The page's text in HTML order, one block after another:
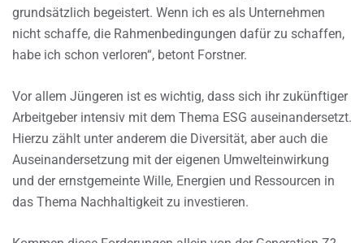
grundsätzlich begeistert. Wenn ich es als Unternehmen
nicht schaffe, die Rahmenbedingungen dafür zu schaffen,
habe ich schon verloren“, betont Forstner.
Vor allem Jüngeren ist es wichtig, dass sich ihr zukünftiger
Arbeitgeber intensiv mit dem Thema ESG auseinandersetzt.
Hierzu zählt unter anderem die Diversität, aber auch die
Auseinandersetzung mit der eigenen Umwelteinwirkung
und der ernstgemeinte Wille, Energien und Ressourcen in
das Thema Nachhaltigkeit zu investieren.